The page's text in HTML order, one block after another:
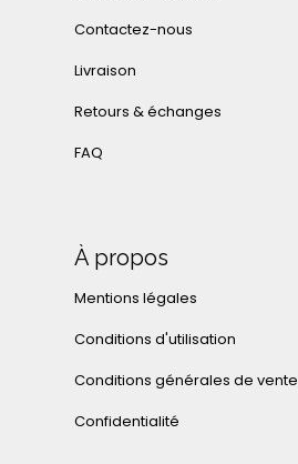
Contactez-nous
Livraison
Retours & échanges
FAQ
À propos
Mentions légales
Conditions d'utilisation
Conditions générales de vente
Confidentialité